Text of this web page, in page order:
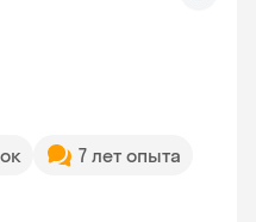
7 лет опыта